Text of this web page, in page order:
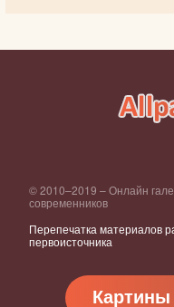
© 2010–2019 – Онлайн
современников
Перепечатка материалов
первоисточника